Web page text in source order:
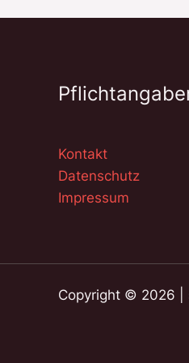
Kontakt
Datenschutz
Impressum
Copyright © 2026 |